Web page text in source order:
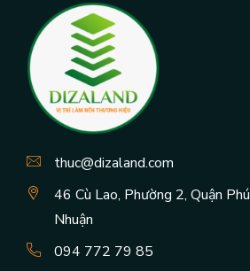
thuc@dizaland.com
46 Cù Lao, Phường 2, Quận Phú
Nhuận
094 772 79 85